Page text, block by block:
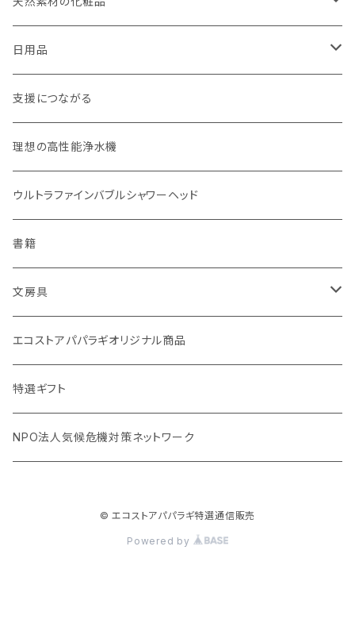
パーツ
スタッシャー（シリコンの保存容器）
お弁当箱
無塗装カトラリー
マイボトル
Ecoffee Cup（環境にやさしい竹素材）
stojo(折り畳めて何度でも使用できるコーヒーカップ)
オリーブウッド カッティングボード
調理用品
白米（定期便）
分づき米（定期便）
玄米（1回購入）
白米（1回購入）
分づき米（1回購入）
日焼け止め
ヘアケア
スキンケア
リップバーム
国産シャンプーバー・コンディショナーバー
日用品
国産シャンプーバー・コンディショナーバー
オーラルケア
生分解性ソープ類・せっけん
アメニティー・バス用品
天然素材のブラシ、掃除道具
生理用品
虫除けグッズ
支援につながる
理想の高性能浄水機
ウルトラファインバブルシャワーヘッド
書籍
文房具
バナナペーパーグッズ
天然素材の消しゴム
エコストアパパラギオリジナル商品
特選ギフト
NPO法人気候危機対策ネットワーク
© エコストアパパラギ特選通信販売
Powered by